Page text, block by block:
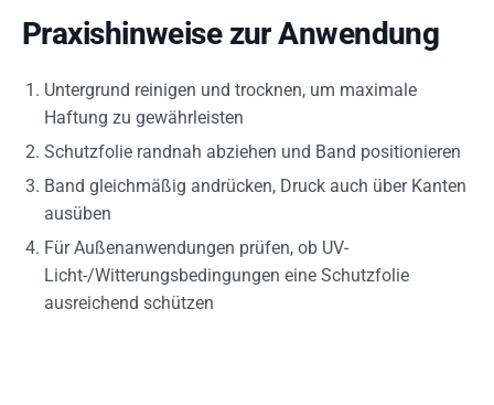
Praxishinweise zur Anwendung
Untergrund reinigen und trocknen, um maximale
Haftung zu gewährleisten
Schutzfolie randnah abziehen und Band positionieren
Band gleichmäßig andrücken, Druck auch über Kanten
ausüben
Für Außenanwendungen prüfen, ob UV-
Licht-/Witterungsbedingungen eine Schutzfolie
ausreichend schützen